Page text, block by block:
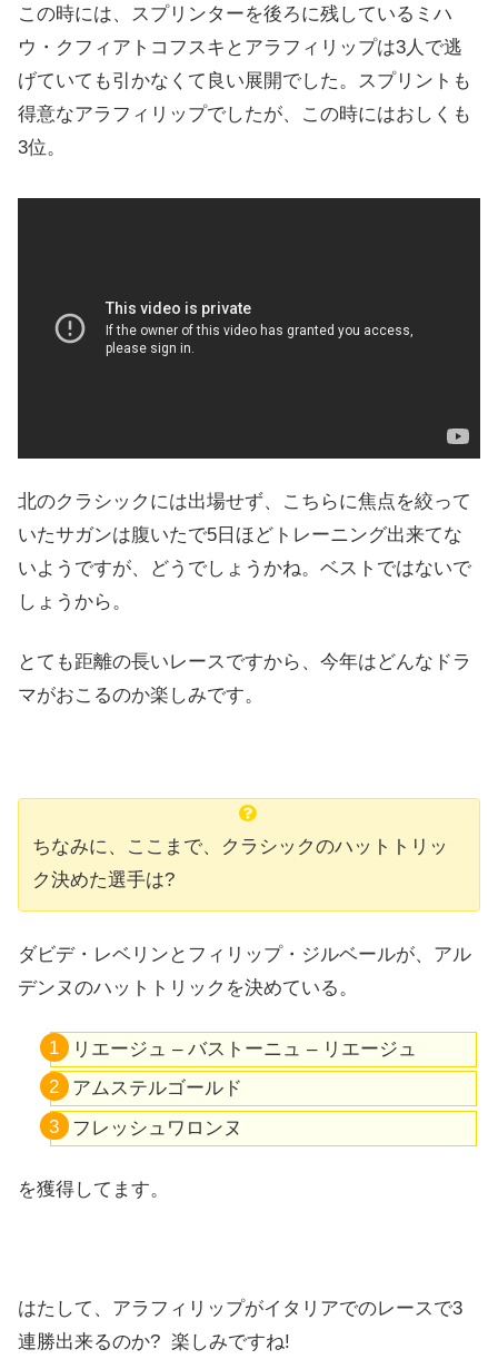
この時には、スプリンターを後ろに残しているミハ
ウ・クフィアトコフスキとアラフィリップは3人で逃
げていても引かなくて良い展開でした。スプリントも
得意なアラフィリップでしたが、この時にはおしくも
3位。
北のクラシックには出場せず、こちらに焦点を絞って
いたサガンは腹いたで5日ほどトレーニング出来てな
いようですが、どうでしょうかね。ベストではないで
しょうから。
とても距離の長いレースですから、今年はどんなドラ
マがおこるのか楽しみです。
ちなみに、ここまで、クラシックのハットトリッ
ク決めた選手は?
ダビデ・レベリンとフィリップ・ジルベールが、アル
デンヌのハットトリックを決めている。
リエージュ – バストーニュ – リエージュ
アムステルゴールド
フレッシュワロンヌ
を獲得してます。
はたして、アラフィリップがイタリアでのレースで3
連勝出来るのか? 楽しみですね!